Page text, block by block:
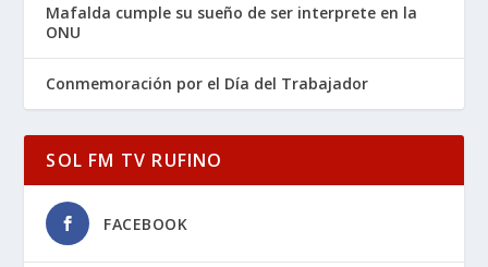
Mafalda cumple su sueño de ser interprete en la
ONU
Conmemoración por el Día del Trabajador
SOL FM TV RUFINO
FACEBOOK